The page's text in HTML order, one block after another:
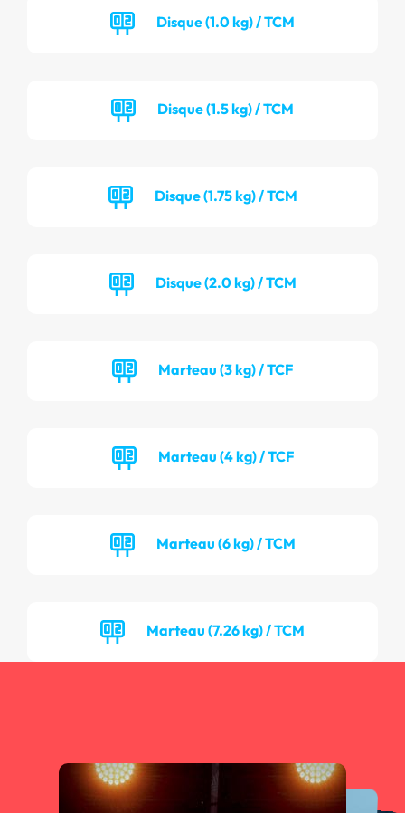
Disque (1.0 kg) / TCM
Disque (1.5 kg) / TCM
Disque (1.75 kg) / TCM
Disque (2.0 kg) / TCM
Marteau (3 kg) / TCF
Marteau (4 kg) / TCF
Marteau (6 kg) / TCM
Marteau (7.26 kg) / TCM